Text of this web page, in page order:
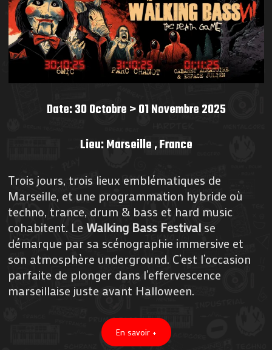
Date: 30 Octobre > 01 Novembre 2025
Lieu: Marseille , France
Trois jours, trois lieux emblématiques de
Marseille, et une programmation hybride où
techno, trance, drum & bass et hard music
cohabitent. LeWalking Bass Festival se
démarque par sa scénographie immersive et
son atmosphère underground. C’est l’occasion
parfaite de plonger dans l’effervescence
marseillaise juste avant Halloween.
En savoir +